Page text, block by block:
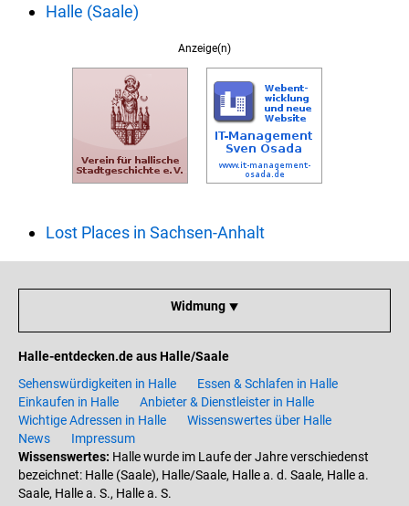
Halle (Saale)
Anzeige(n)
Lost Places in Sachsen-Anhalt
Widmung ⯆
Halle-entdecken.de aus Halle/Saale
Sehenswürdigkeiten in Halle
Essen & Schlafen in Halle
Einkaufen in Halle
Anbieter & Dienstleister in Halle
Wichtige Adressen in Halle
Wissenswertes über Halle
News
Impressum
Wissenswertes: Halle wurde im Laufe der Jahre verschiedenst
bezeichnet: Halle (Saale), Halle/Saale, Halle a. d. Saale, Halle a.
Saale, Halle a. S., Halle a. S.